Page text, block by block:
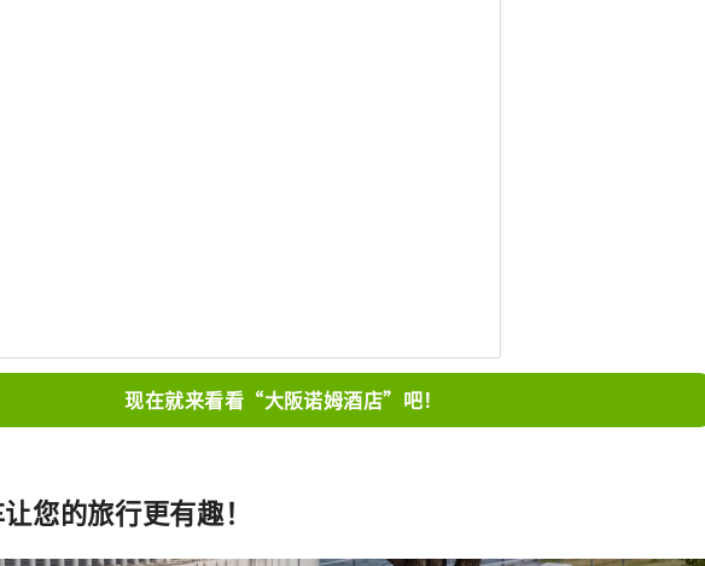
现在就来看看“大阪诺姆酒店”吧！
您的旅行更有趣！